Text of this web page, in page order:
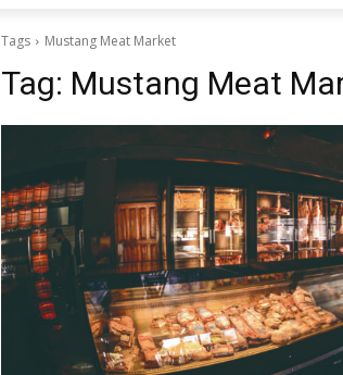
Tags Mustang Meat Market
Tag: Mustang Meat